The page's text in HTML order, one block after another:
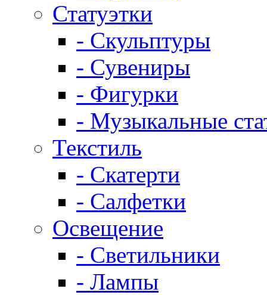
Статуэтки
- Скульптуры
- Сувениры
- Фигурки
- Музыкальные
Текстиль
- Скатерти
- Салфетки
Освещение
- Светильники
- Лампы